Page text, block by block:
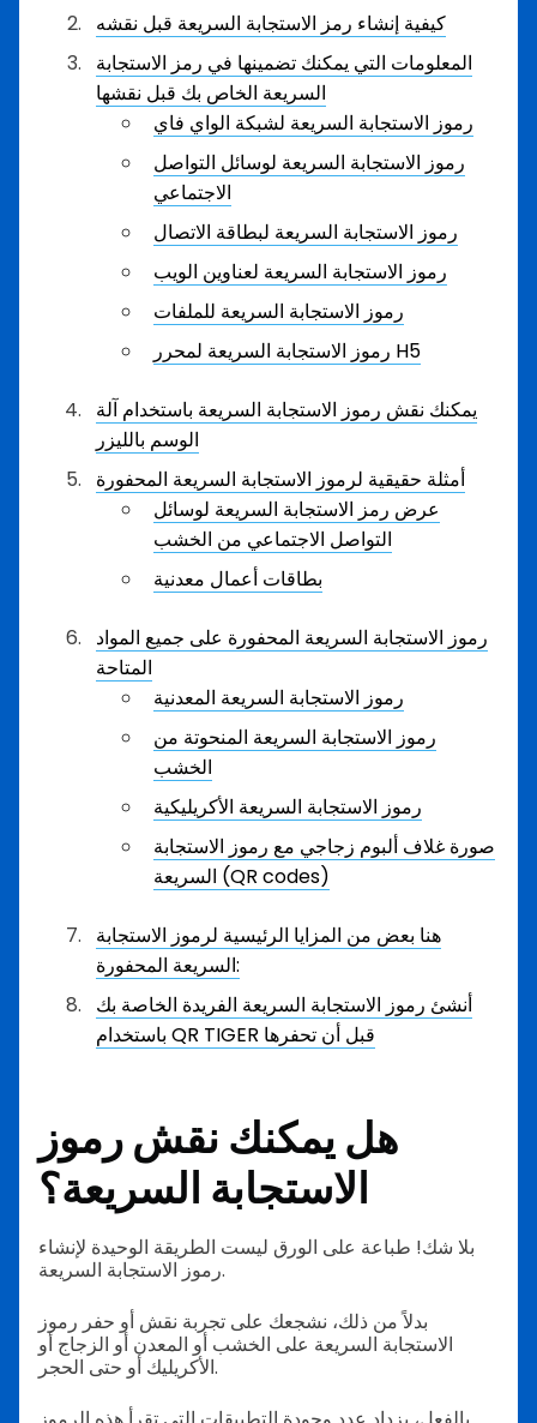
كيفية إنشاء رمز الاستجابة السريعة قبل نقشه
المعلومات التي يمكنك تضمينها في رمز الاستجابة
السريعة الخاص بك قبل نقشها
رموز الاستجابة السريعة لشبكة الواي فاي
رموز الاستجابة السريعة لوسائل التواصل
الاجتماعي
رموز الاستجابة السريعة لبطاقة الاتصال
رموز الاستجابة السريعة لعناوين الويب
رموز الاستجابة السريعة للملفات
رموز الاستجابة السريعة لمحرر H5
يمكنك نقش رموز الاستجابة السريعة باستخدام آلة
الوسم بالليزر
أمثلة حقيقية لرموز الاستجابة السريعة المحفورة
عرض رمز الاستجابة السريعة لوسائل
التواصل الاجتماعي من الخشب
بطاقات أعمال معدنية
رموز الاستجابة السريعة المحفورة على جميع المواد
المتاحة
رموز الاستجابة السريعة المعدنية
رموز الاستجابة السريعة المنحوتة من
الخشب
رموز الاستجابة السريعة الأكريليكية
صورة غلاف ألبوم زجاجي مع رموز الاستجابة
السريعة (QR codes)
هنا بعض من المزايا الرئيسية لرموز الاستجابة
السريعة المحفورة:
أنشئ رموز الاستجابة السريعة الفريدة الخاصة بك
باستخدام QR TIGER قبل أن تحفرها
هل يمكنك نقش رموز
الاستجابة السريعة؟
بلا شك! طباعة على الورق ليست الطريقة الوحيدة لإنشاء
رموز الاستجابة السريعة.
بدلاً من ذلك، نشجعك على تجربة نقش أو حفر رموز
الاستجابة السريعة على الخشب أو المعدن أو الزجاج أو
الأكريليك أو حتى الحجر.